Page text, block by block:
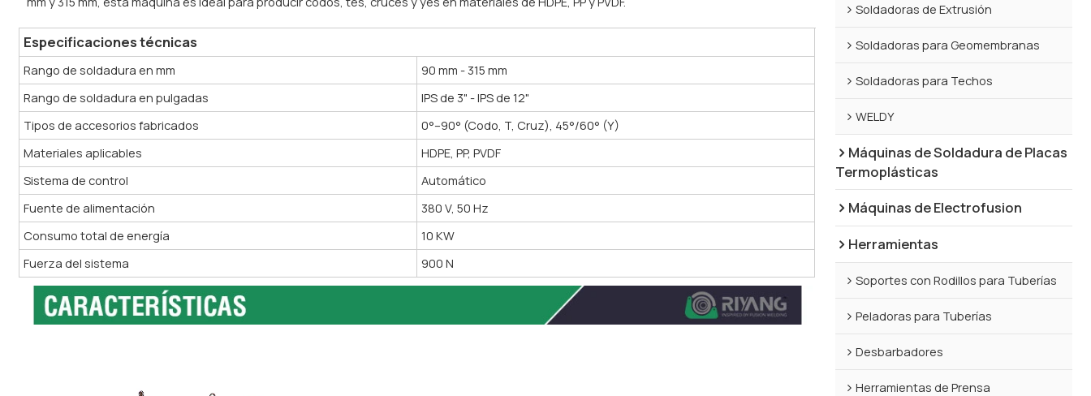
Especificaciones técnicas
Rango de soldadura en mm
90 mm - 315 mm
Rango de soldadura en pulgadas
IPS de 3" - IPS de 12"
Tipos de accesorios fabricados
0°–90° (Codo, T, Cruz), 45°/60° (Y)
Materiales aplicables
HDPE, PP, PVDF
Sistema de control
Automático
Fuente de alimentación
380 V, 50 Hz
Consumo total de energía
10 KW
Fuerza del sistema
900 N
Soldadoras de Extrusión
Soldadoras para Geomembranas
Soldadoras para Techos
WELDY
Máquinas de Soldadura de Placas
Termoplásticas
Máquinas de Electrofusion
Herramientas
Soportes con Rodillos para Tuberías
Peladoras para Tuberías
Desbarbadores
Herramientas de Prensa